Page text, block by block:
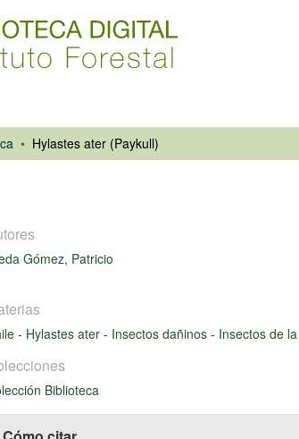
Hylastes ater (Paykull)
Gómez, Patricio
- Hylastes ater - Insectos dañinos - Insectos de
Biblioteca